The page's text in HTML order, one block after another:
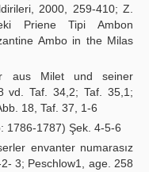
2000, 259-410; Z.
Priene Tipi Ambon
Ambo in the Milas
aus Milet und seiner
vd. Taf. 34,2; Taf. 35,1;
18, Taf. 37, 1-6
1786-1787) Şek. 4-5-6
envanter numarasız
3; Peschlow1, age. 258